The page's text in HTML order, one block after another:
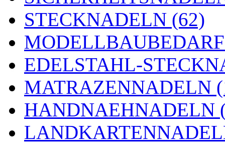
STECKNADELN (62)
EDELSTAHL-
MATRAZENNADELN
HANDNAEHNADELN